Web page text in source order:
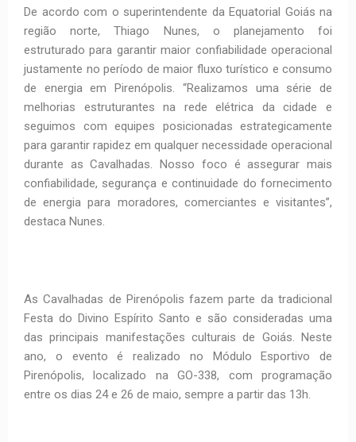
De acordo com o superintendente da Equatorial Goiás na
região norte, Thiago Nunes, o planejamento foi
estruturado para garantir maior confiabilidade operacional
justamente no período de maior fluxo turístico e consumo
de energia em Pirenópolis. “Realizamos uma série de
melhorias estruturantes na rede elétrica da cidade e
seguimos com equipes posicionadas estrategicamente
para garantir rapidez em qualquer necessidade operacional
durante as Cavalhadas. Nosso foco é assegurar mais
confiabilidade, segurança e continuidade do fornecimento
de energia para moradores, comerciantes e visitantes”,
destaca Nunes.
As Cavalhadas de Pirenópolis fazem parte da tradicional
Festa do Divino Espírito Santo e são consideradas uma
das principais manifestações culturais de Goiás. Neste
ano, o evento é realizado no Módulo Esportivo de
Pirenópolis, localizado na GO-338, com programação
entre os dias 24 e 26 de maio, sempre a partir das 13h.